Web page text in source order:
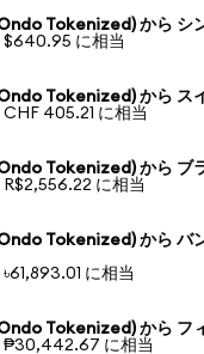
Tokenized) から シ
$640.95 に相当
Tokenized) から ス
CHF 405.21 に相当
Tokenized) から ブ
R$2,556.22 に相当
Tokenized) から バ
に相当
Tokenized) から フ
₱30,442.67 に相当